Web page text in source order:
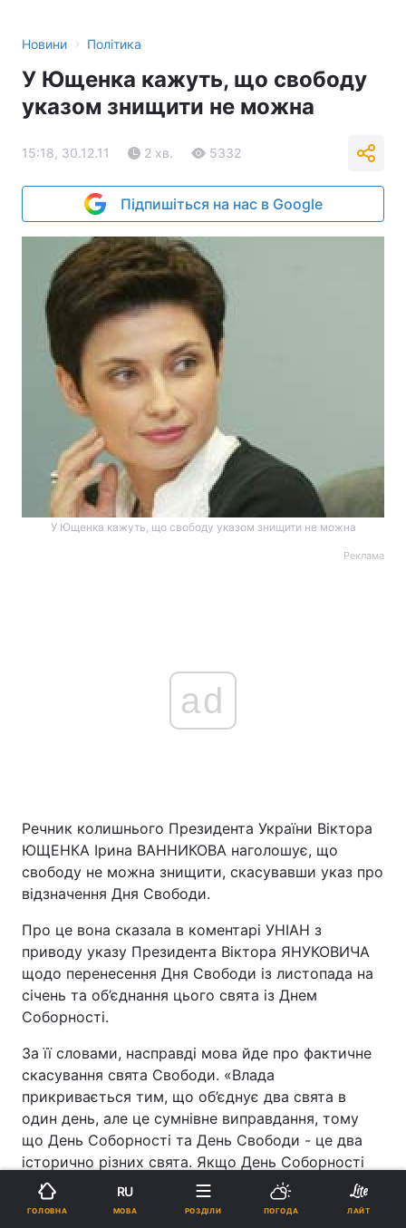
Новини › Політика
У Ющенка кажуть, що свободу
указом знищити не можна
15:18, 30.12.11 2 хв. 5332
Підпишіться на нас в Google
У Ющенка кажуть, що свободу указом знищити не можна
Реклама
ad
Речник колишнього Президента України Віктора
ЮЩЕНКА Ірина ВАННИКОВА наголошує, що
свободу не можна знищити, скасувавши указ про
відзначення Дня Свободи.
Про це вона сказала в коментарі УНІАН з
приводу указу Президента Віктора ЯНУКОВИЧА
щодо перенесення Дня Свободи із листопада на
січень та об’єднання цього свята із Днем
Соборності.
За її словами, насправді мова йде про фактичне
скасування свята Свободи. «Влада
прикривається тим, що об’єднує два свята в
один день, але це сумнівне виправдання, тому
що День Соборності та День Свободи - це два
історично різних свята. Якщо День Соборності
святкують, базуючись на історичних подіях, то
День Свободи це більше свято духу, який не
ГОЛОВНА
RU
МОВА РОЗДІЛИ ПОГОДА ЛАЙТ